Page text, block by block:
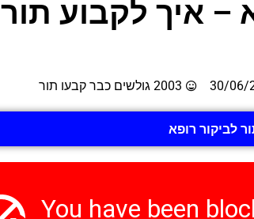
– איך לקבוע תור
30/06/ 2003 גולשים כבר קבעו תור
לביקור רופא